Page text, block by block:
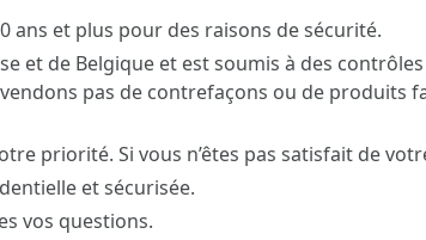
ans et plus pour des raisons de sécurité.
et de Belgique et est soumis à des
pas de contrefaçons ou de produits
priorité. Si vous n’êtes pas satisfait de
et sécurisée.
vos questions.